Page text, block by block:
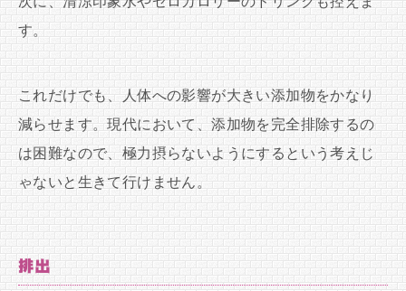
す。
これだけでも、人体への影響が大きい添加物をかなり
減らせます。現代において、添加物を完全排除するの
は困難なので、極力摂らないようにするという考えじ
ゃないと生きて行けません。
排出